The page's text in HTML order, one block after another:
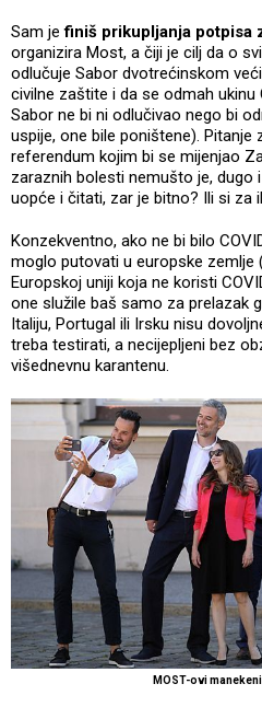
Sam jefiniš prikupljanja potpisa
organizira Most, a čiji je cilj da o
odlučuje Sabor dvotrećinskom
civilne zaštite i da se odmah ukinu
Sabor ne bi ni odlučivao nego bi
uspije, one bile poništene). Pitanje
referendum kojim bi se mijenjao
zaraznih bolesti nemušto je, dugo
uopće i čitati, zar je bitno? Ili si za
Konzekventno, ako ne bi bilo
moglo putovati u europske zemlje
Europskoj uniji koja ne koristi
one služile baš samo za prelazak
Italiju, Portugal ili Irsku nisu
treba testirati, a necijepljeni bez
višednevnu karantenu.
MOST-ovi